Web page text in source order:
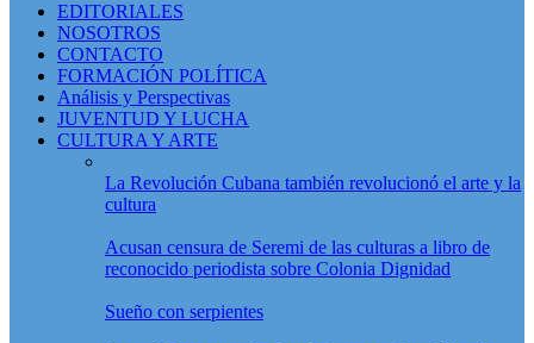
EDITORIALES
NOSOTROS
CONTACTO
FORMACIÓN POLÍTICA
Análisis y Perspectivas
JUVENTUD Y LUCHA
CULTURA Y ARTE
La Revolución Cubana también revolucionó el arte y la
cultura
Acusan censura de Seremi de las culturas a libro de
reconocido periodista sobre Colonia Dignidad
Sueño con serpientes